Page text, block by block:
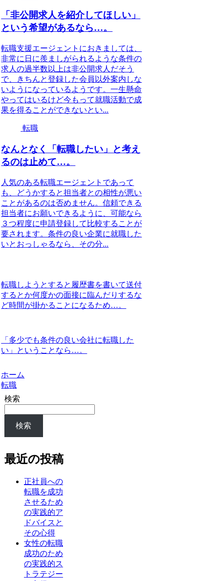
「非公開求人を紹介してほしい」
という希望があるなら…。
転職支援エージェントにおきましては、
非常に日に羨ましがられるような条件の
求人の過半数以上は非公開求人だそう
で、きちんと登録した会員以外案内しな
いようになっているようです。一生懸命
やってはいるけど今もって就職活動で成
果を得ることができないとい...
転職
なんとなく「転職したい」と考え
るのは止めて…。
人気のある転職エージェントであって
も、どうかすると担当者との相性が悪い
ことがあるのは否めません。信頼できる
担当者にお願いできるように、可能なら
３つ程度に申請登録して比較することが
要されます。条件の良い企業に就職した
いとおっしゃるなら、その分...
転職しようとすると履歴書を書いて送付
するとか何度かの面接に臨んだりするな
ど時間が掛かることになるため…。
「多少でも条件の良い会社に転職した
い」ということなら…。
ホーム
転職
検索
検索
最近の投稿
正社員への
転職を成功
させるため
の実践的ア
ドバイスと
その心得
女性の転職
成功のため
の実践的ス
トラテジー